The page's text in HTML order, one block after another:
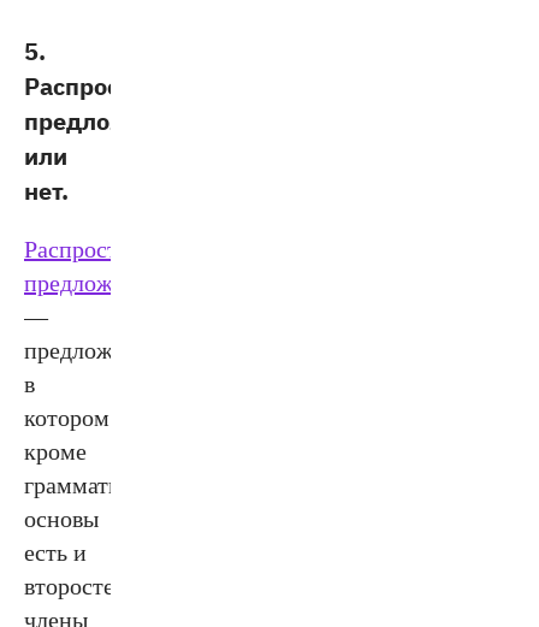
5.
Распространённое
предложение
или
нет.
Распространённое
предложение
—
предложение,
в
котором
кроме
грамматической
основы
есть и
второстепенные
члены